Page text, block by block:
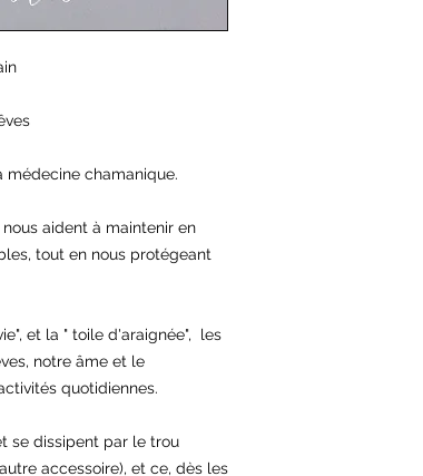
médecine chamanique.
nous aident à maintenir en
tout en nous protégeant
et la " toile d'araignée",  les
notre âme et le
quotidiennes.
se dissipent par le trou
accessoire), et ce, dès les